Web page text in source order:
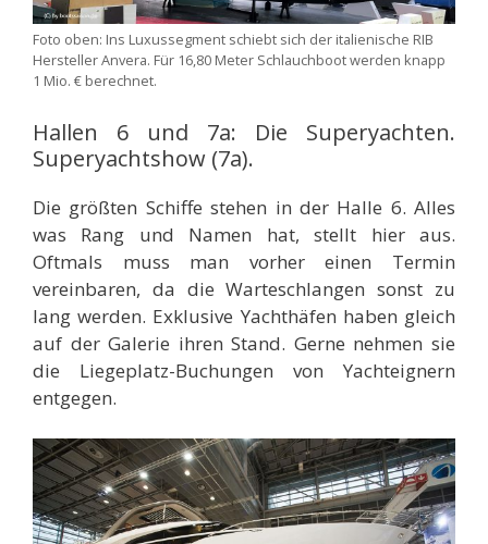
Foto oben: Ins Luxussegment schiebt sich der italienische RIB
Hersteller Anvera. Für 16,80 Meter Schlauchboot werden knapp
1 Mio. € berechnet.
Hallen 6 und 7a: Die Superyachten.
Superyachtshow (7a).
Die größten Schiffe stehen in der Halle 6. Alles
was Rang und Namen hat, stellt hier aus.
Oftmals muss man vorher einen Termin
vereinbaren, da die Warteschlangen sonst zu
lang werden. Exklusive Yachthäfen haben gleich
auf der Galerie ihren Stand. Gerne nehmen sie
die Liegeplatz-Buchungen von Yachteignern
entgegen.